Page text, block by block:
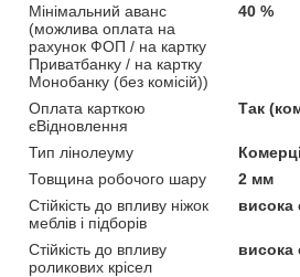
Мінімальний аванс
(можлива оплата на
рахунок ФОП / на картку
Приватбанку / на картку
Монобанку (без комісій))
40 %
Оплата карткою
єВідновлення
Так
Тип лінолеуму
Товщина робочого шару
2 мм
Стійкість до впливу ніжок
меблів і підборів
висока
Стійкість до впливу
роликових крісел
висока